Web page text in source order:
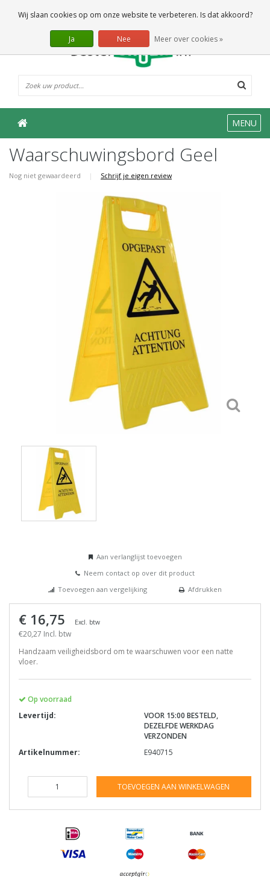
0 Artikelen
MENU
Waarschuwingsbord Geel
Nog niet gewaardeerd | Schrijf je eigen review
Aan verlanglijst toevoegen
Neem contact op over dit product
Toevoegen aan vergelijking
Afdrukken
€ 16,75 Excl. btw
€20,27 Incl. btw
Handzaam veiligheidsbord om te waarschuwen voor een natte
vloer.
Op voorraad
Levertijd:
VOOR 15:00 BESTELD,
DEZELFDE WERKDAG
VERZONDEN
Artikelnummer:
E940715
TOEVOEGEN AAN WINKELWAGEN
Wij slaan cookies op om onze website te verbeteren. Is dat akkoord?
Ja Nee Meer over cookies »